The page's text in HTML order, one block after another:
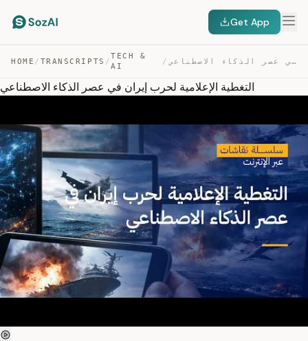
Get App
HOME / TRANSCRIPTS /
TECH &
AI
/ التغطية الإعلامية لحرب إيران في عصر الذكاء الاصطناعي — TRANSCRIPT
التغطية الإعلامية لحرب إيران في عصر الذكاء الاصطناعي